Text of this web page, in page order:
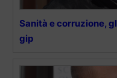
Sanità e corruzione,
gip